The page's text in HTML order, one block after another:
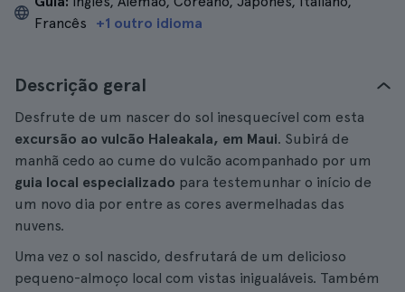
Francês
+1 outro idioma
Descrição geral
Desfrute de um nascer do sol inesquecível com esta
excursão ao vulcão Haleakala, em Maui. Subirá de
manhã cedo ao cume do vulcão acompanhado por um
guia local especializado para testemunhar o início de
um novo dia por entre as cores avermelhadas das
nuvens.
Uma vez o sol nascido, desfrutará de um delicioso
pequeno-almoço local com vistas inigualáveis. Também